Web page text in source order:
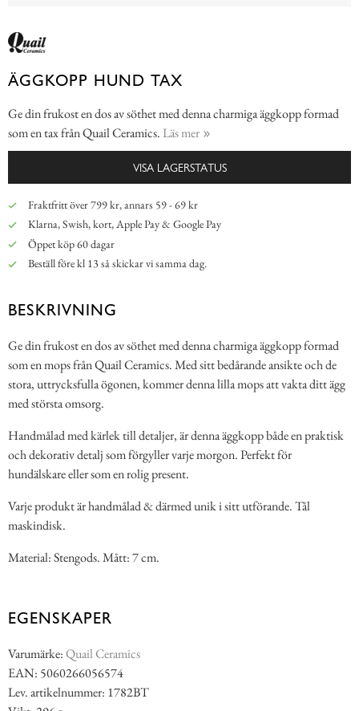
ÄGGKOPP HUND TAX
Ge din frukost en dos av söthet med denna charmiga äggkopp formad
som en tax från Quail Ceramics. Läs mer
VISA LAGERSTATUS
Fraktfritt över 799 kr, annars 59 - 69 kr
Klarna, Swish, kort, Apple Pay & Google Pay
Öppet köp 60 dagar
Beställ före kl 13 så skickar vi samma dag.
BESKRIVNING
Ge din frukost en dos av söthet med denna charmiga äggkopp formad
som en mops från Quail Ceramics. Med sitt bedårande ansikte och de
stora, uttrycksfulla ögonen, kommer denna lilla mops att vakta ditt ägg
med största omsorg.
Handmålad med kärlek till detaljer, är denna äggkopp både en praktisk
och dekorativ detalj som förgyller varje morgon. Perfekt för
hundälskare eller som en rolig present.
Varje produkt är handmålad & därmed unik i sitt utförande. Tål
maskindisk.
Material: Stengods. Mått: 7 cm.
EGENSKAPER
Varumärke:Quail Ceramics
EAN: 5060266056574
Lev. artikelnummer: 1782BT